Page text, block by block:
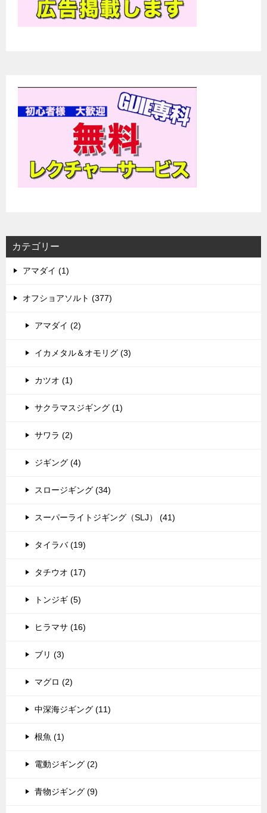
カテゴリー
アマダイ (1)
オフショアソルト (377)
アマダイ (2)
イカメタル＆オモリグ (3)
カツオ (1)
サクラマスジギング (1)
サワラ (2)
ジギング (4)
スロージギング (34)
スーパーライトジギング（SLJ） (41)
タイラバ (19)
タチウオ (17)
トンジギ (5)
ヒラマサ (16)
ブリ (3)
マグロ (2)
中深海ジギング (11)
根魚 (1)
電動ジギング (2)
青物ジギング (9)